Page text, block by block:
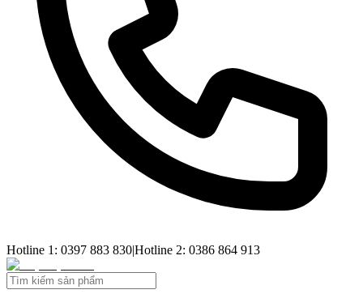
Hotline 1: 0397 883 830|Hotline 2: 0386 864 913